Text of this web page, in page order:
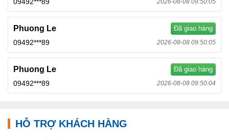
2026-08-08 09:50:05
Phuong Le Đã giao hàng
09492***89 2026-08-08 09:50:05
Phuong Le Đã giao hàng
09492***89 2026-08-08 09:50:04
HỖ TRỢ KHÁCH HÀNG